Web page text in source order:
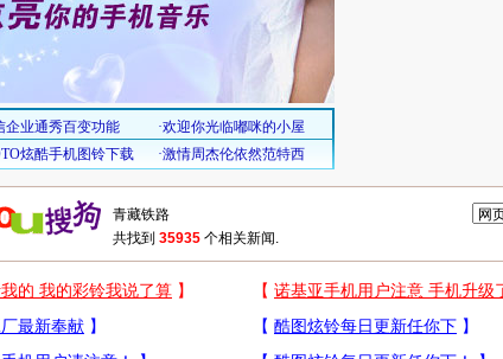
共找到 35935 个相关新闻.